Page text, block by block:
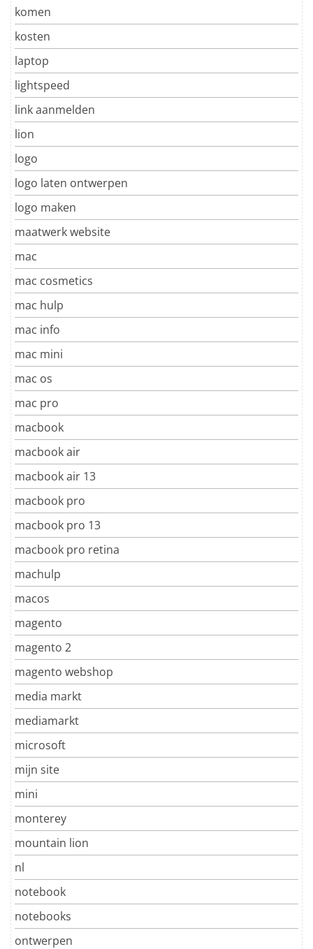
komen
kosten
laptop
lightspeed
link aanmelden
lion
logo
logo laten ontwerpen
logo maken
maatwerk website
mac
mac cosmetics
mac hulp
mac info
mac mini
mac os
mac pro
macbook
macbook air
macbook air 13
macbook pro
macbook pro 13
macbook pro retina
machulp
macos
magento
magento 2
magento webshop
media markt
mediamarkt
microsoft
mijn site
mini
monterey
mountain lion
nl
notebook
notebooks
ontwerpen